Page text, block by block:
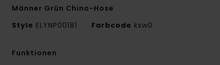
Männer Grün Chino-Hose
Style ELYNP00181 Farbcode ksw0
Funktionen